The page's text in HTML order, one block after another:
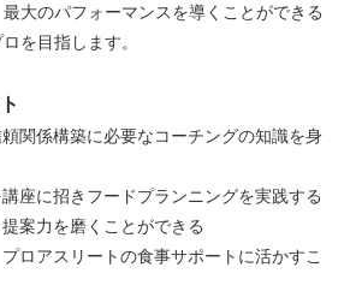
大のパフォーマンスを導くことができる
を目指します。
関係構築に必要なコーチングの知識を身
座に招きフードプランニングを実践する
案力を磨くことができる
アスリートの食事サポートに活かすこ